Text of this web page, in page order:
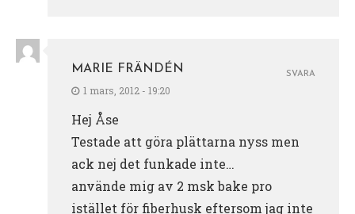
MARIE FRÄNDÉN
1 mars, 2012 - 19:20
Hej Åse
Testade att göra plättarna nyss men
ack nej det funkade inte…
använde mig av 2 msk bake pro
istället för fiberhusk eftersom jag inte
SVARA